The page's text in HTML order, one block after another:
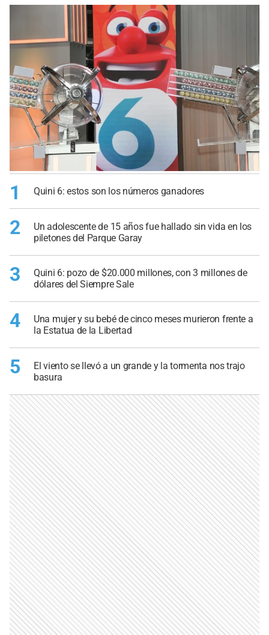
1 Quini 6: estos son los números ganadores
2
Un adolescente de 15 años fue hallado sin vida en los
piletones del Parque Garay
3
Quini 6: pozo de $20.000 millones, con 3 millones de
dólares del Siempre Sale
4
Una mujer y su bebé de cinco meses murieron frente a
la Estatua de la Libertad
5
El viento se llevó a un grande y la tormenta nos trajo
basura